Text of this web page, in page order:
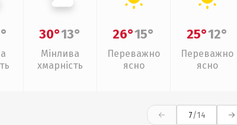
30°13°
Мінлива
хмарність
26°15°
Переважно
ясно
25°12°
Переважно
ясно
7/14